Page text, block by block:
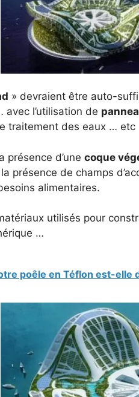
» devraient être auto-
avec l’utilisation de
traitement des eaux … etc
présence d’une coque
présence de champs
alimentaires.
utilisés pour
…
poêle en Téflon est-elle